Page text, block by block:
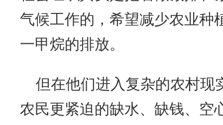
气候工作的，希望减少农业种
一甲烷的排放。
但在他们进入复杂的农村现
农民更紧迫的缺水、缺钱、空